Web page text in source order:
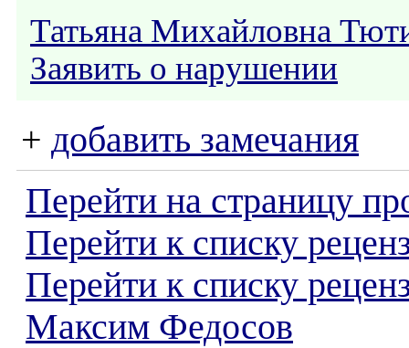
Татьяна Михайловна
Заявить о нарушении
+ добавить замечания
Перейти на страницу
Перейти к списку
Перейти к списку
Максим Федосов